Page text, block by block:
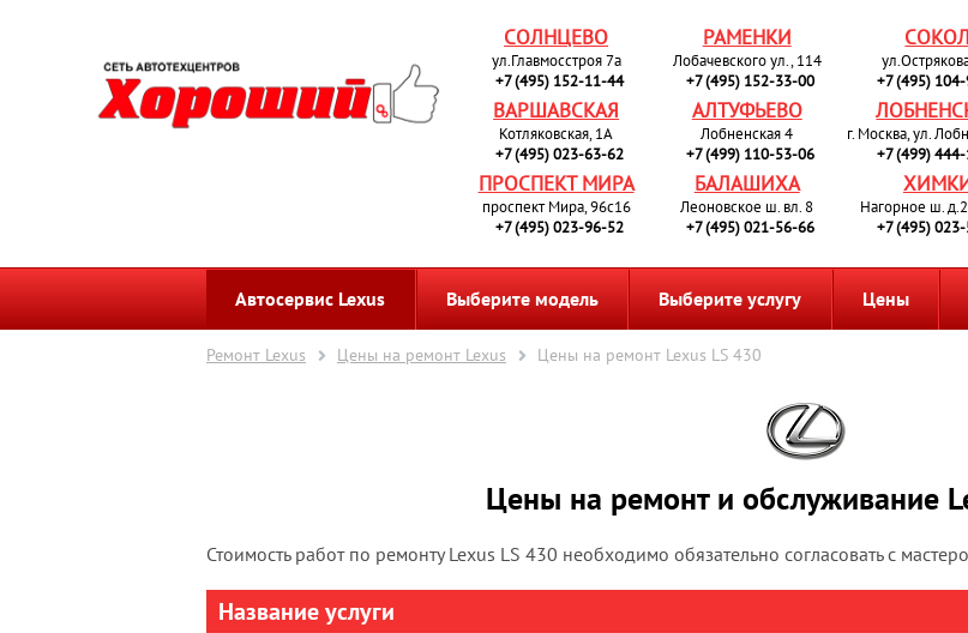
СОЛНЦЕВО
ул.Главмосстроя 7а
+7 (495) 152-11-44
РАМЕНКИ
Лобачевского ул., 114
+7 (495) 152-33-00
СОКОЛ
+7 (495)
ВАРШАВСКАЯ
Котляковская, 1А
+7 (495) 023-63-62
АЛТУФЬЕВО
Лобненская 4
+7 (499) 110-53-06
г. Москва, ул.
+7 (499)
ПРОСПЕКТ МИРА
проспект Мира, 96с16
+7 (495) 023-96-52
БАЛАШИХА
Леоновское ш. вл. 8
+7 (495) 021-56-66
Нагорное ш.
+7 (495)
Автосервис Lexus Выберите модель Выберите услугу Цены
Ремонт Lexus Цены на ремонт Lexus Цены на ремонт Lexus LS 430
Цены на ремонт и обслуживание
Стоимость работ по ремонту Lexus LS 430 необходимо обязательно согласовать с
Название услуги